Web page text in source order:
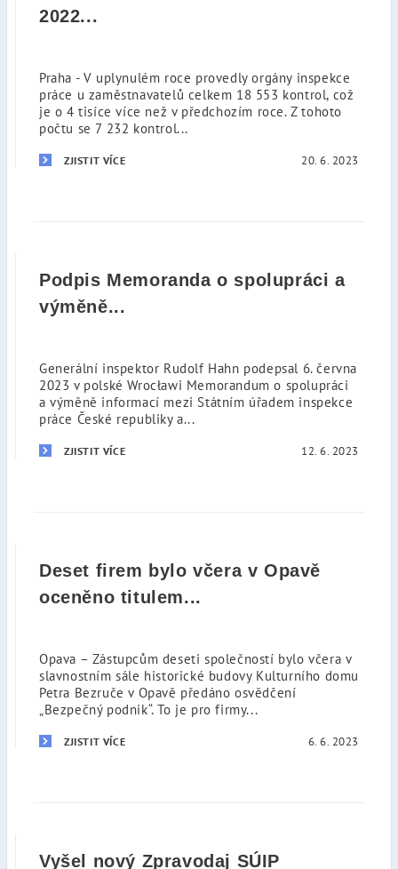
2022...
Praha - V uplynulém roce provedly orgány inspekce
práce u zaměstnavatelů celkem 18 553 kontrol, což
je o 4 tisíce více než v předchozím roce. Z tohoto
počtu se 7 232 kontrol...
ZJISTIT VÍCE 20. 6. 2023
Podpis Memoranda o spolupráci a
výměně...
Generální inspektor Rudolf Hahn podepsal 6. června
2023 v polské Wrocławi Memorandum o spolupráci
a výměně informací mezi Státním úřadem inspekce
práce České republiky a...
ZJISTIT VÍCE 12. 6. 2023
Deset firem bylo včera v Opavě
oceněno titulem...
Opava – Zástupcům deseti společností bylo včera v
slavnostním sále historické budovy Kulturního domu
Petra Bezruče v Opavě předáno osvědčení
„Bezpečný podnik“. To je pro firmy...
ZJISTIT VÍCE 6. 6. 2023
Vyšel nový Zpravodaj SÚIP